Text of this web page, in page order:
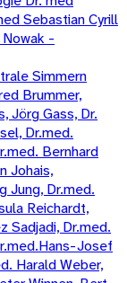
Sebastian Cyrill
-
Simmern
Brummer,
Jörg Gass, Dr.
Dr.med.
Bernhard
Johais,
Jung, Dr.med.
Reichardt,
Sadjadi, Dr.med.
Josef
Harald Weber,